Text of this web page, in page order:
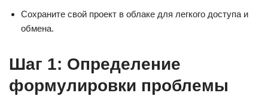
Сохраните свой проект в облаке для легкого доступа и
обмена.
Шаг 1: Определение
формулировки проблемы